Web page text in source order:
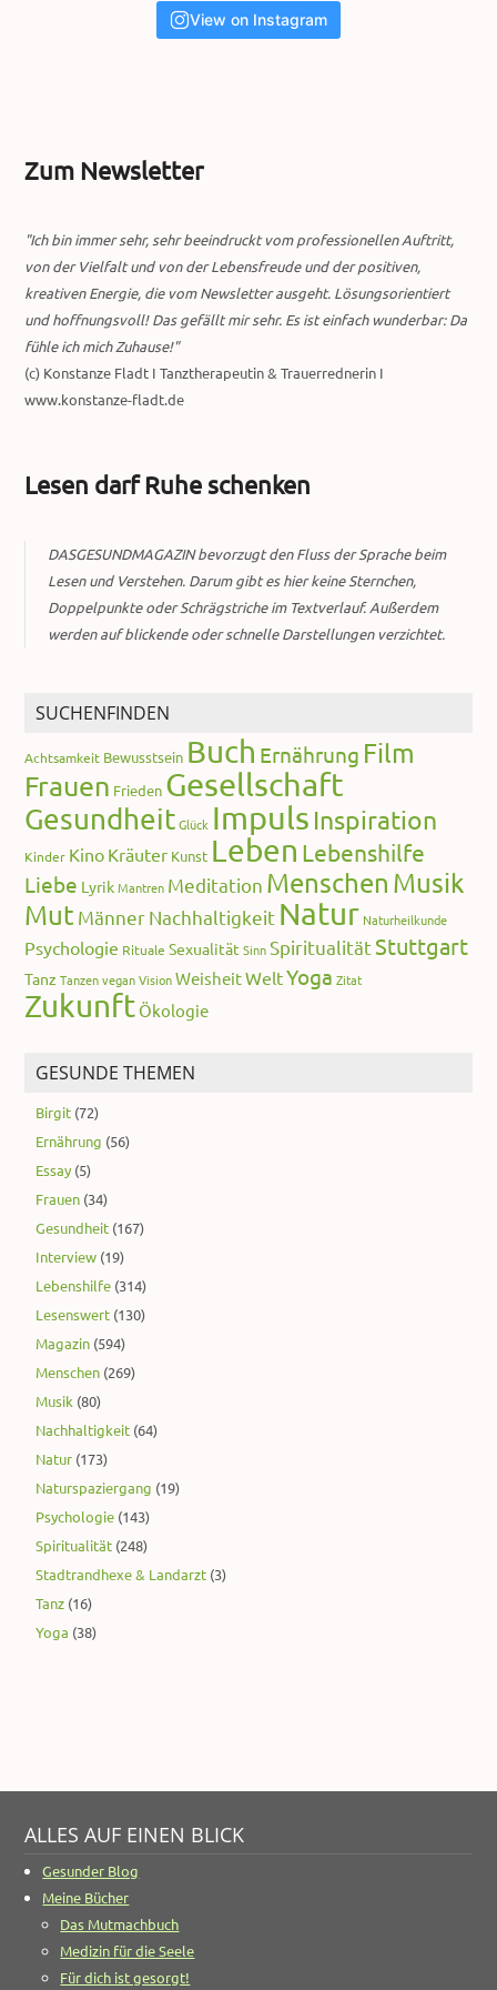
View on Instagram
Zum Newsletter
"Ich bin immer sehr, sehr beeindruckt vom professionellen Auftritt,
von der Vielfalt und von der Lebensfreude und der positiven,
kreativen Energie, die vom Newsletter ausgeht. Lösungsorientiert
und hoffnungsvoll! Das gefällt mir sehr. Es ist einfach wunderbar: Da
fühle ich mich Zuhause!"
(c) Konstanze Fladt I Tanztherapeutin & Trauerrednerin I
www.konstanze-fladt.de
Lesen darf Ruhe schenken
DASGESUNDMAGAZIN bevorzugt den Fluss der Sprache beim
Lesen und Verstehen. Darum gibt es hier keine Sternchen,
Doppelpunkte oder Schrägstriche im Textverlauf. Außerdem
werden auf blickende oder schnelle Darstellungen verzichtet.
SUCHENFINDEN
Achtsamkeit Bewusstsein Buch Ernährung Film
Frauen Frieden Gesellschaft
Gesundheit Glück Impuls Inspiration
Kinder Kino Kräuter Kunst Leben Lebenshilfe
Liebe Lyrik Mantren Meditation Menschen Musik
Mut MännerNachhaltigkeit Natur Naturheilkunde
Psychologie Rituale Sexualität Sinn SpiritualitätStuttgart
Tanz Tanzen vegan Vision WeisheitWeltYoga Zitat
Zukunft Ökologie
GESUNDE THEMEN
Birgit (72)
Ernährung (56)
Essay (5)
Frauen (34)
Gesundheit (167)
Interview (19)
Lebenshilfe (314)
Lesenswert (130)
Magazin (594)
Menschen (269)
Musik (80)
Nachhaltigkeit (64)
Natur (173)
Naturspaziergang (19)
Psychologie (143)
Spiritualität (248)
Stadtrandhexe & Landarzt (3)
Tanz (16)
Yoga (38)
ALLES AUF EINEN BLICK
Gesunder Blog
Meine Bücher
Das Mutmachbuch
Medizin für die Seele
Für dich ist gesorgt!